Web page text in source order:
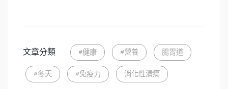
文章分類 #健康 #營養 腸胃道
#冬天 #免疫力 消化性潰瘍